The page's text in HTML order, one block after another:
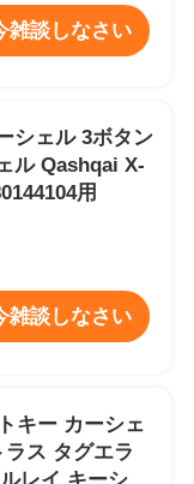
雑談しなさい
シェル 3ボタン
ル Qashqai X-
用
雑談しなさい
キー カーシェ
ス タグエラ
レイ キーシェ